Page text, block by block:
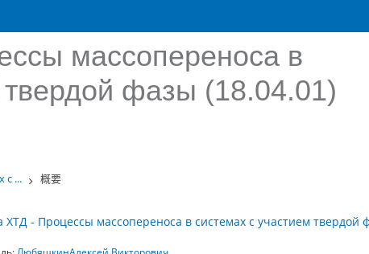
массопереноса в
фазы (18.04.01)
с ... 概要
ХТД - Процессы массопереноса в системах с участием твердой